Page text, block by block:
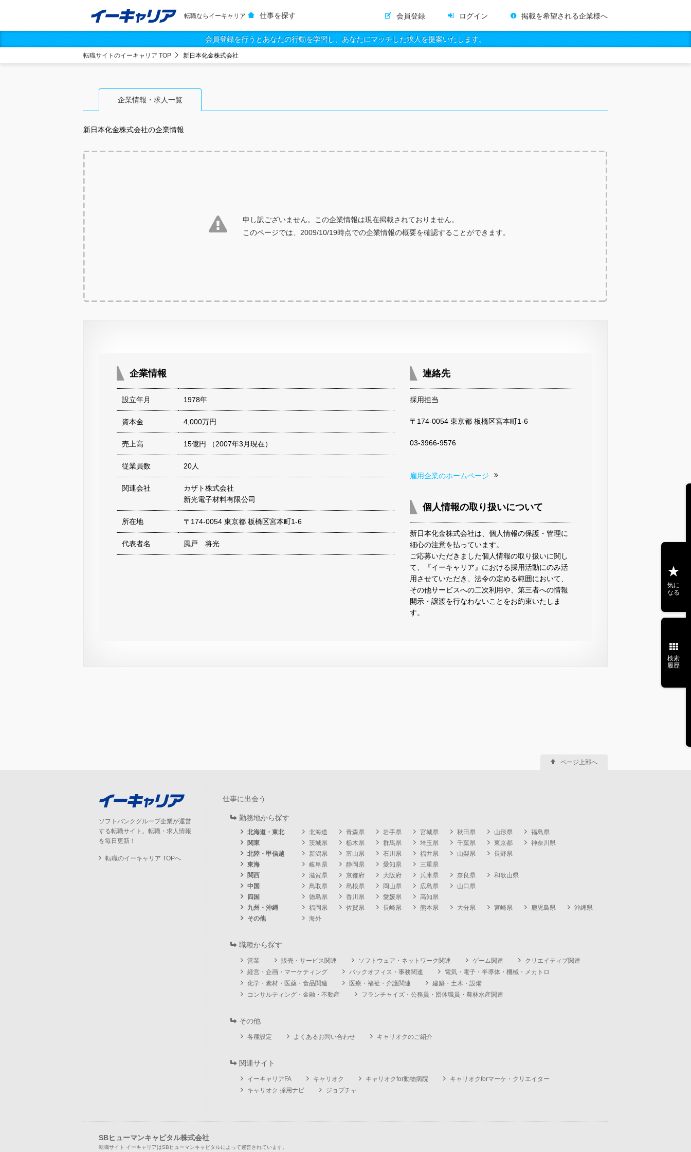
転職ならイーキャリア 仕事を探す 会員登録 ログイン 掲載を希望される企業様へ
会員登録を行うとあなたの行動を学習し、あなたにマッチした求人を提案いたします。
転職サイトのイーキャリア TOP 新日本化金株式会社
企業情報・求人一覧
新日本化金株式会社の企業情報
申し訳ございません。この企業情報は現在掲載されておりません。
このページでは、2009/10/19時点での企業情報の概要を確認することができます。
企業情報
設立年月 1978年
資本金 4,000万円
売上高 15億円 （2007年3月現在）
従業員数 20人
関連会社
カザト株式会社
新光電子材料有限公司
所在地 〒174-0054 東京都 板橋区宮本町1-6
代表者名 風戸 将光
連絡先
採用担当
〒174-0054 東京都 板橋区宮本町1-6
03-3966-9576
雇用企業のホームページ
個人情報の取り扱いについて
新日本化金株式会社は、個人情報の保護・管理に
細心の注意を払っています。
ご応募いただきました個人情報の取り扱いに関し
て、『イーキャリア』における採用活動にのみ活
用させていただき、法令の定める範囲において、
その他サービスへの二次利用や、第三者への情報
開示・譲渡を行なわないことをお約束いたしま
す。
気に
なる
検索
履歴
ソフトバンクグループ企業が運営
する転職サイト。転職・求人情報
を毎日更新！
転職のイーキャリア TOPへ
仕事に出会う
勤務地から探す
北海道・東北 北海道 青森県 岩手県 宮城県 秋田県 山形県
福島県
関東
茨城県 栃木県 群馬県 埼玉県 千葉県 東京都
神奈川県
北陸・甲信越
新潟県 富山県 石川県 福井県 山梨県
長野県
東海
岐阜県 静岡県 愛知県
三重県
関西
滋賀県 京都府 大阪府 兵庫県 奈良県
和歌山県
中国
鳥取県 島根県 岡山県 広島県
山口県
四国
徳島県 香川県 愛媛県
高知県
九州・沖縄
福岡県 佐賀県 長崎県 熊本県 大分県 宮崎県 鹿児島県
沖縄県
その他
海外
職種から探す
営業 販売・サービス関連 ソフトウェア・ネットワーク関連 ゲーム関連
クリエイティブ関連
経営・企画・マーケティング
バックオフィス・事務関連
電気・電子・半導体・機械・メカトロ
化学・素材・医薬・食品関連
医療・福祉・介護関連
建築・土木・設備
コンサルティング・金融・不動産
フランチャイズ・公務員・団体職員・農林水産関連
その他
各種設定 よくあるお問い合わせ キャリオクのご紹介
関連サイト
イーキャリアFA キャリオク キャリオクfor動物病院
キャリオクforマーケ・クリエイター
キャリオク 採用ナビ
ジョブチャ
SBヒューマンキャピタル株式会社
転職サイト イーキャリアはSBヒューマンキャピタルによって運営されています。
ページ上部へ